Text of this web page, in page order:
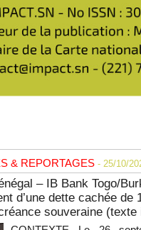
& REPORTAGES - 25/10/
– IB Bank Togo/
d’une dette cachée de
souveraine (texte